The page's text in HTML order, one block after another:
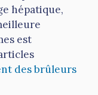
hépatique,
est
des brûleurs